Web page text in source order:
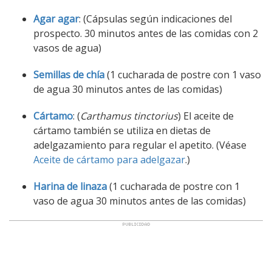
Agar agar: (Cápsulas según indicaciones del
prospecto. 30 minutos antes de las comidas con 2
vasos de agua)
Semillas de chía(1 cucharada de postre con 1 vaso
de agua 30 minutos antes de las comidas)
Cártamo: (Carthamus tinctorius) El aceite de
cártamo también se utiliza en dietas de
adelgazamiento para regular el apetito. (Véase
Aceite de cártamo para adelgazar.)
Harina de linaza(1 cucharada de postre con 1
vaso de agua 30 minutos antes de las comidas)